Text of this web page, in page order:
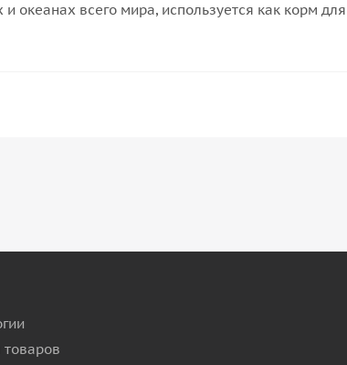
океанах всего мира, используется как корм